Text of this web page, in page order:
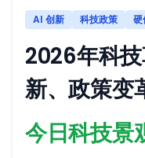
AI 创新 科技政策 硬
2026年科
新、政策变
今日科技景